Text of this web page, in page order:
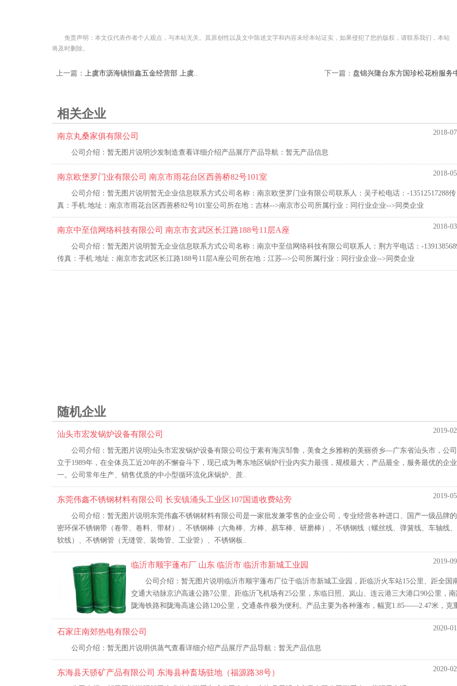
免责声明：本文仅代表作者个人观点，与本站无关。其原创性以及文中陈述文字和内容未经本站证实，如果侵犯了您的版权，请联系我们，本站
将及时删除。
上一篇： 上虞市沥海镇恒鑫五金经营部 上虞.. 下一篇： 盘锦兴隆台东方国珍松花粉服务
相关企业
2018-
南京丸桑家俱有限公司
公司介绍：暂无图片说明沙发制造查看详细介绍产品展厅产品导航：暂无产品信息
2018-
南京欧堡罗门业有限公司 南京市雨花台区西善桥82号101室
公司介绍：暂无图片说明暂无企业信息联系方式公司名称：南京欧堡罗门业有限公司联系人：吴子松电话：-13512517288传
真：手机:地址：南京市雨花台区西善桥82号101室公司所在地：吉林-->南京市公司所属行业：同行业企业-->同类企业
2018-
南京中至信网络科技有限公司 南京市玄武区长江路188号11层A座
公司介绍：暂无图片说明暂无企业信息联系方式公司名称：南京中至信网络科技有限公司联系人：荆方平电话：-
传真：手机:地址：南京市玄武区长江路188号11层A座公司所在地：江苏-->公司所属行业：同行业企业-->同类企业
随机企业
2019-
汕头市宏发锅炉设备有限公司
公司介绍：暂无图片说明汕头市宏发锅炉设备有限公司位于素有海滨邹鲁，美食之乡雅称的美丽侨乡—广东省汕头市，公
立于1989年，在全体员工近20年的不懈奋斗下，现已成为粤东地区锅炉行业内实力最强，规模最大，产品最全，服务最优的企
一。公司常年生产、销售优质的中小型循环流化床锅炉、蔗..
2019-
东莞伟鑫不锈钢材料有限公司 长安镇涌头工业区107国道收费站旁
公司介绍：暂无图片说明东莞伟鑫不锈钢材料有限公司是一家批发兼零售的企业公司，专业经营各种进口、国产一级品牌
密环保不锈钢带（卷带、卷料、带材）、不锈钢棒（六角棒、方棒、易车棒、研磨棒）、不锈钢线（螺丝线、弹簧线、车轴线
软线）、不锈钢管（无缝管、装饰管、工业管）、不锈钢板..
2019-
临沂市顺宇蓬布厂 山东 临沂市 临沂市新城工业园
公司介绍：暂无图片说明临沂市顺宇蓬布厂位于临沂市新城工业园，距临沂火车站15公里、距全国
交通大动脉京沪高速公路7公里、距临沂飞机场有25公里，东临日照、岚山、连云港三大港口90公里，
陇海铁路和陇海高速公路120公里，交通条件极为便利。产品主要为各种蓬布，幅宽1.85——2.47米，克
2020-
石家庄南郊热电有限公司
公司介绍：暂无图片说明供蒸气查看详细介绍产品展厅产品导航：暂无产品信息
2020-
东海县天骄矿产品有限公司 东海县种畜场驻地（福源路38号）